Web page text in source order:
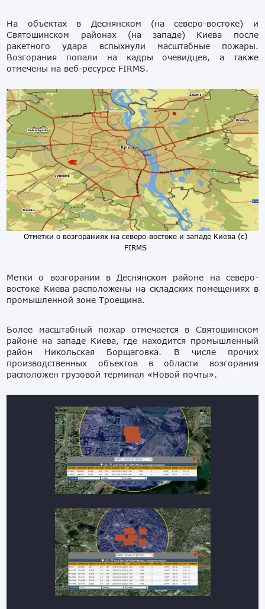
На объектах в Деснянском (на северо-востоке) и
Святошинском районах (на западе) Киева после
ракетного удара вспыхнули масштабные пожары.
Возгорания попали на кадры очевидцев, а также
отмечены на веб-ресурсе FIRMS.
Отметки о возгораниях на северо-востоке и западе Киева (с)
FIRMS
Метки о возгорании в Деснянском районе на северо-
востоке Киева расположены на складских помещениях в
промышленной зоне Троещина.
Более масштабный пожар отмечается в Святошинском
районе на западе Киева, где находится промышленный
район Никольская Борщаговка. В числе прочих
производственных объектов в области возгорания
расположен грузовой терминал «Новой почты».